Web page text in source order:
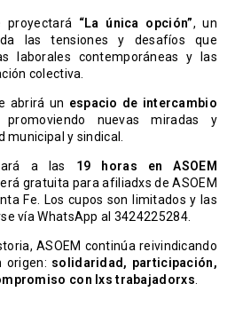
proyectará “La única opción”, un
las tensiones y desafíos que
laborales contemporáneas y las
colectiva.
abrirá un espacio de intercambio
promoviendo nuevas miradas y
municipal y sindical.
a las 19 horas
en ASOEM
gratuita para afiliadxs de ASOEM
Fe. Los cupos son limitados y las
vía WhatsApp al 3424225284.
ASOEM continúa reivindicando
origen: solidaridad, participación,
con lxs trabajadorxs.